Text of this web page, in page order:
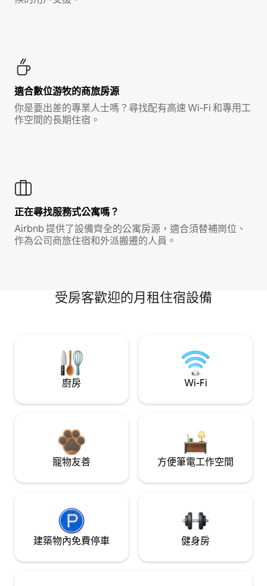
適合數位游牧的商旅房源
你是要出差的專業人士嗎？尋找配有高速 Wi-Fi 和專用工
作空間的長期住宿。
正在尋找服務式公寓嗎？
Airbnb 提供了設備齊全的公寓房源，適合須替補崗位、
作為公司商旅住宿和外派搬遷的人員。
受房客歡迎的月租住宿設備
廚房 Wi-Fi
寵物友善 方便筆電工作空間
建築物內免費停車 健身房